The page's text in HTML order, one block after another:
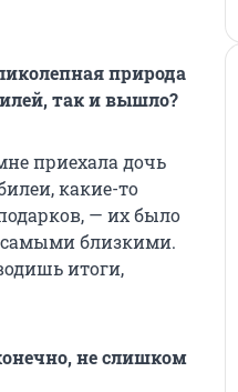
природа
так и вышло?
приехала дочь
какие-то
— их было
самыми близкими.
итоги,
не слишком